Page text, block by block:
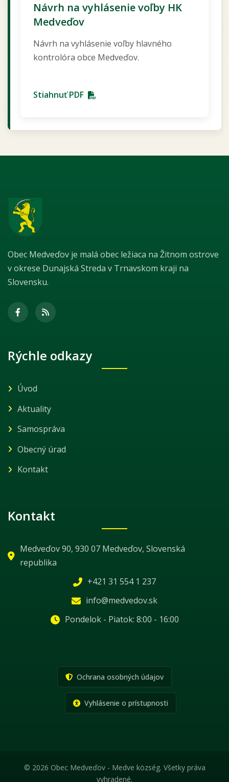
Návrh na vyhlásenie voľby HK
Medveďov
Návrh na vyhlásenie voľby hlavného
kontrolóra obce Medveďov.
Stiahnuť PDF
Obec Medveďov je malá obec ležiaca na Žitnom ostrove
v okrese Dunajská Streda v Trnavskom kraji na
Slovensku.
Rýchle odkazy
Úvod
Aktuality
Samospráva
Obecný úrad
Kontakt
Kontakt
Medveďov 90, 930 07 Medveďov, Slovenská
republika
+421 31 554 1 237
info@medvedov.sk
Pondelok - Piatok: 8:00 - 16:00
Ochrana osobných údajov
Vyhlásenie o prístupnosti
© 2026 Obec Medveďov - Medve község. Všetky práva
vyhradené.